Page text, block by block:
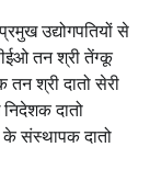
उद्योगपतियों से
तन श्री तेंग्कू
तन श्री दातो सेरी
दातो
संस्थापक दातो